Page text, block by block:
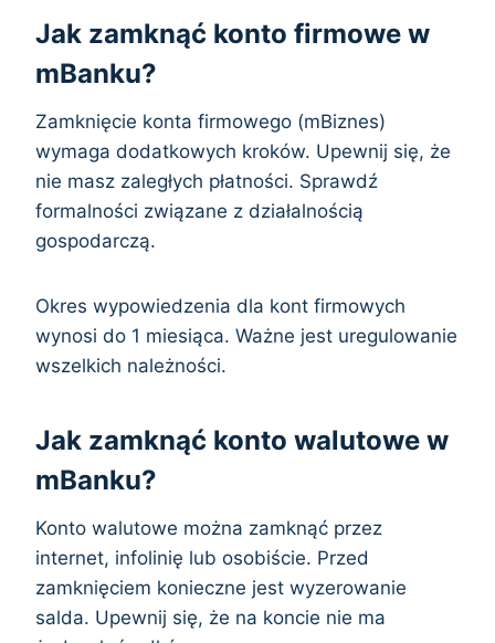
Jak zamknąć konto firmowe w
mBanku?
Zamknięcie konta firmowego (mBiznes)
wymaga dodatkowych kroków. Upewnij się, że
nie masz zaległych płatności. Sprawdź
formalności związane z działalnością
gospodarczą.
Okres wypowiedzenia dla kont firmowych
wynosi do 1 miesiąca. Ważne jest uregulowanie
wszelkich należności.
Jak zamknąć konto walutowe w
mBanku?
Konto walutowe można zamknąć przez
internet, infolinię lub osobiście. Przed
zamknięciem konieczne jest wyzerowanie
salda. Upewnij się, że na koncie nie ma